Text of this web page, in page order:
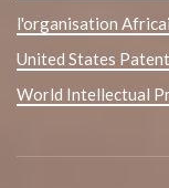
l'organisation
United States
World Intellectual